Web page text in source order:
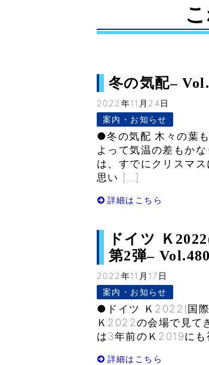
冬の気配–
2022年11月24日
案内・お知らせ
●冬の気配 木々の葉
よって気温の差もか
は、すでにクリスマ
思い […]
詳細はこちら
ドイツ Ｋ
第2弾– Vol.480
2022年11月17日
案内・お知らせ
●ドイツ Ｋ2022(国際
Ｋ2022の会場で見て
は3年前のＫ2019に
詳細はこちら